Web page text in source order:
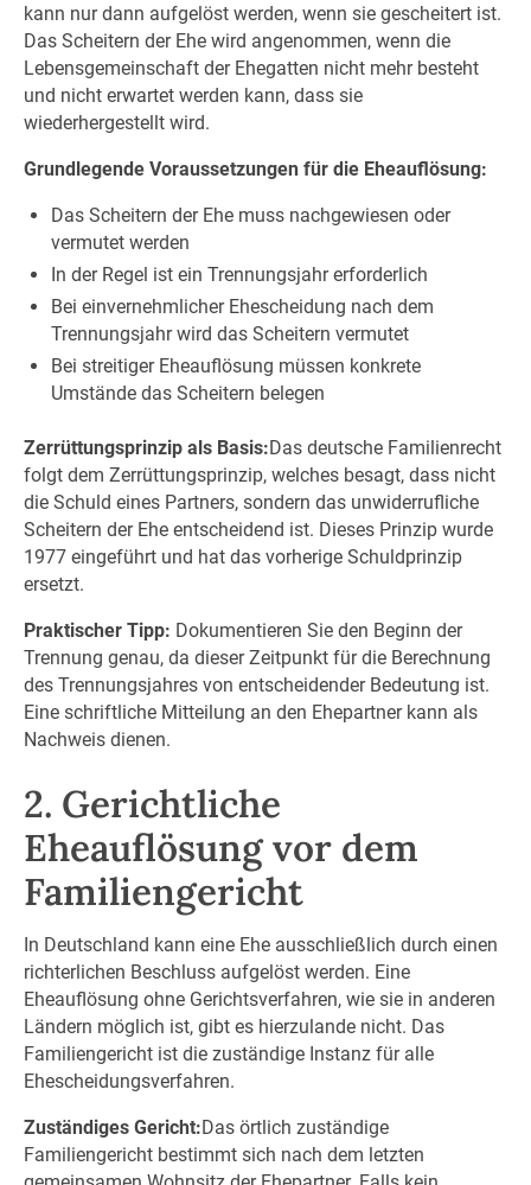
kann nur dann aufgelöst werden, wenn sie gescheitert ist.
Das Scheitern der Ehe wird angenommen, wenn die
Lebensgemeinschaft der Ehegatten nicht mehr besteht
und nicht erwartet werden kann, dass sie
wiederhergestellt wird.
Grundlegende Voraussetzungen für die Eheauflösung:
Das Scheitern der Ehe muss nachgewiesen oder
vermutet werden
In der Regel ist ein Trennungsjahr erforderlich
Bei einvernehmlicher Ehescheidung nach dem
Trennungsjahr wird das Scheitern vermutet
Bei streitiger Eheauflösung müssen konkrete
Umstände das Scheitern belegen
Zerrüttungsprinzip als Basis:Das deutsche Familienrecht
folgt dem Zerrüttungsprinzip, welches besagt, dass nicht
die Schuld eines Partners, sondern das unwiderrufliche
Scheitern der Ehe entscheidend ist. Dieses Prinzip wurde
1977 eingeführt und hat das vorherige Schuldprinzip
ersetzt.
Praktischer Tipp: Dokumentieren Sie den Beginn der
Trennung genau, da dieser Zeitpunkt für die Berechnung
des Trennungsjahres von entscheidender Bedeutung ist.
Eine schriftliche Mitteilung an den Ehepartner kann als
Nachweis dienen.
2. Gerichtliche
Eheauflösung vor dem
Familiengericht
In Deutschland kann eine Ehe ausschließlich durch einen
richterlichen Beschluss aufgelöst werden. Eine
Eheauflösung ohne Gerichtsverfahren, wie sie in anderen
Ländern möglich ist, gibt es hierzulande nicht. Das
Familiengericht ist die zuständige Instanz für alle
Ehescheidungsverfahren.
Zuständiges Gericht:Das örtlich zuständige
Familiengericht bestimmt sich nach dem letzten